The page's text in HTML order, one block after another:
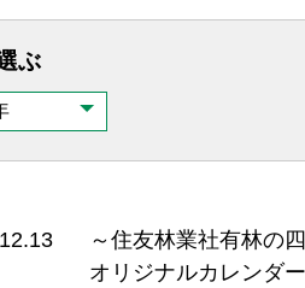
ぶ
～住友林業社有林の
オリジナルカレンダ